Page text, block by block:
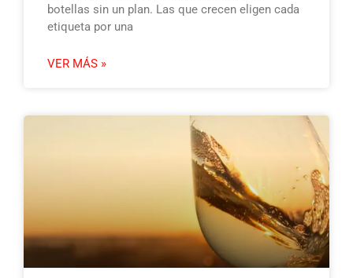
botellas sin un plan. Las que crecen eligen cada
etiqueta por una
VER MÁS »